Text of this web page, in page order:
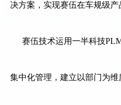
决方案，实现赛伍在车规级产
赛伍技术运用一半科技
集中化管理，建立以部门为